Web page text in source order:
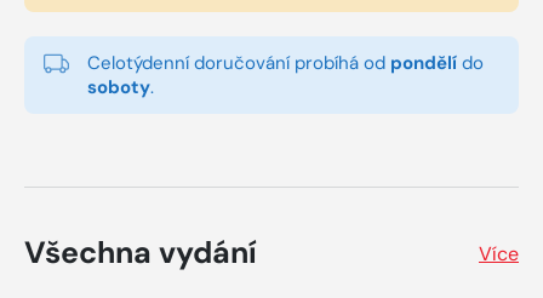
Celotýdenní doručování probíhá od pondělí do
soboty.
Všechna vydání Více